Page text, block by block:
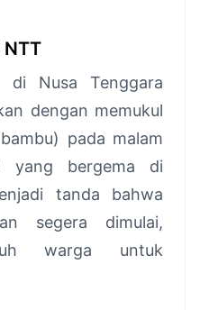
NTT
di Nusa Tenggara
dengan memukul
pada malam
yang bergema di
tanda bahwa
segera dimulai,
warga untuk